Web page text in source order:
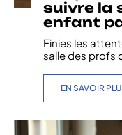
suivre la
enfant
Finies les
salle des profs
EN SAVOIR